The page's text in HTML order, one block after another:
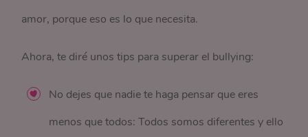
amor, porque eso es lo que necesita.
Ahora, te diré unos tips para superar el bullying:
No dejes que nadie te haga pensar que eres
menos que todos: Todos somos diferentes y ello